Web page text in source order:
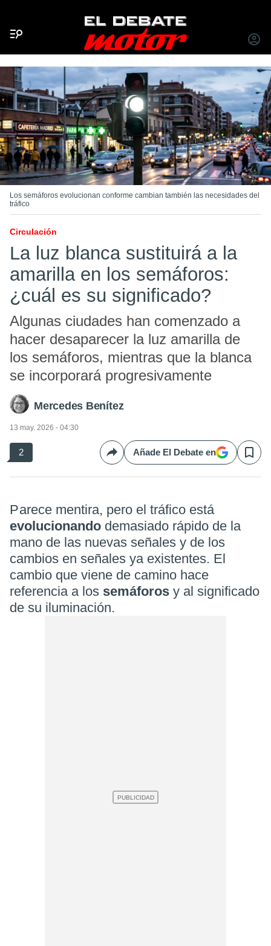
INICIAR
Los semáforos evolucionan conforme cambian también las necesidades del
tráfico
Circulación
La luz blanca sustituirá a la
amarilla en los semáforos:
¿cuál es su significado?
Algunas ciudades han comenzado a
hacer desaparecer la luz amarilla de
los semáforos, mientras que la blanca
se incorporará progresivamente
Mercedes Benítez
13 may. 2026 - 04:30
2 CompartirAñade El Debate en Save
Parece mentira, pero el tráfico está
evolucionando demasiado rápido de la
mano de las nuevas señales y de los
cambios en señales ya existentes. El
cambio que viene de camino hace
referencia a los semáforos y al significado
de su iluminación.